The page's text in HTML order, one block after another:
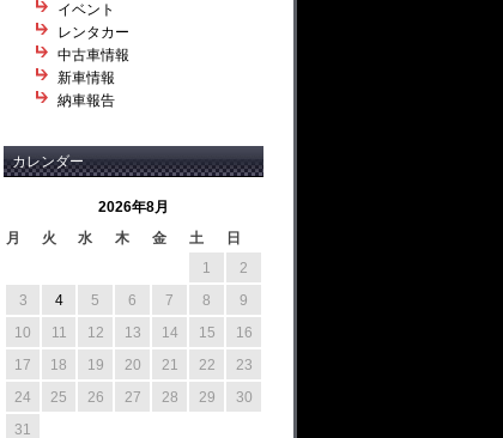
イベント
レンタカー
中古車情報
新車情報
納車報告
カレンダー
2026年8月
月
火 水 木 金 土
日
1
2
3
4 5 6 7 8
9
10
11 12 13 14 15
16
17
18 19 20 21 22
23
24
25 26 27 28 29
30
31